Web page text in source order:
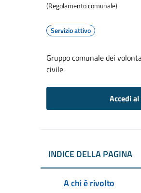
(Regolamento comunale)
Servizio attivo
Gruppo comunale dei
civile
Accedi
INDICE DELLA PAGINA
A chi è rivolto